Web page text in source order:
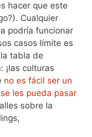
hacer que este
Cualquier
podría funcionar
casos límite es
tabla de
¡las culturas
no es fácil ser un
les pueda pasar
sobre la